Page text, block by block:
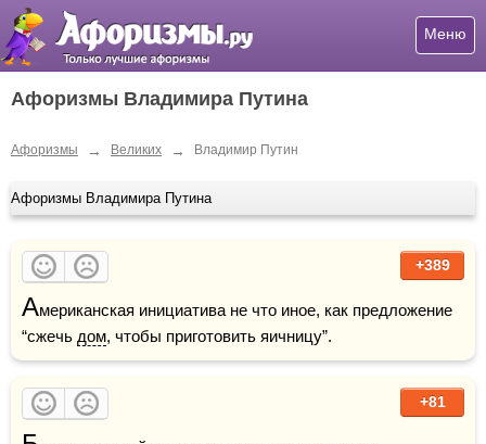
Меню
Афоризмы Владимира Путина
Афоризмы → Великих → Владимир Путин
Афоризмы Владимира Путина
+389
Американская инициатива не что иное, как предложение
“сжечь дом, чтобы приготовить яичницу”.
+81